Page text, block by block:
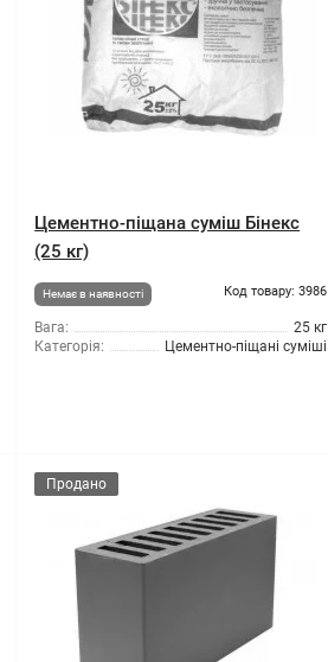
Цементно-піщана суміш Бінекс
(25 кг)
Немає в наявності Код товару: 3986
Вага:
25 кг
Категорія:
Цементно-піщані суміші
Продано